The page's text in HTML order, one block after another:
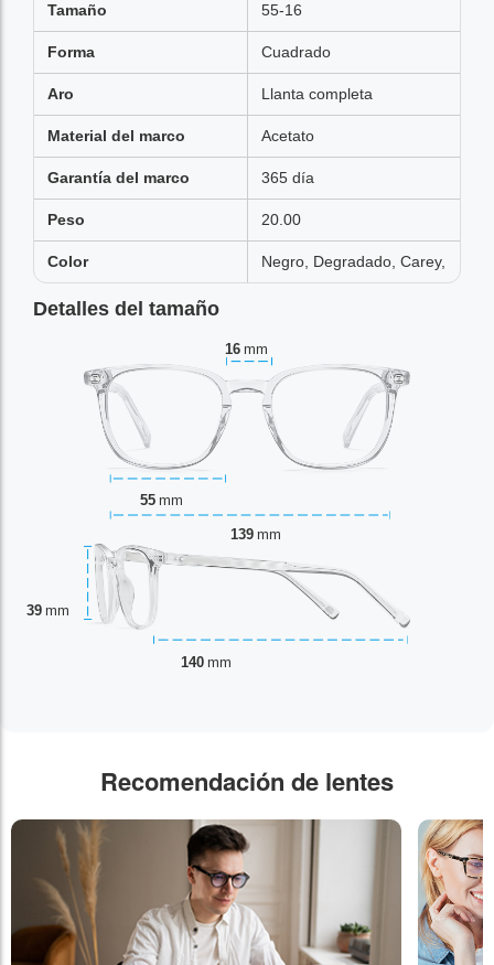
Tamaño 55-16
Forma Cuadrado
Aro Llanta completa
Material del marco Acetato
Garantía del marco 365 día
Peso 20.00
Color Negro, Degradado, Carey,
Detalles del tamaño
16 mm
55 mm
39 mm
139 mm
140 mm
Recomendación de lentes